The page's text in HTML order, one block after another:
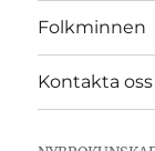
Folkminnen
Kontakta oss